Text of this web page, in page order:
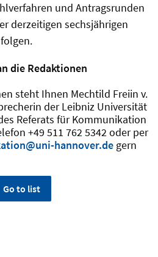
und Antragsrunden
derzeitigen sechsjährigen
die Redaktionen
steht Ihnen Mechtild Freiin v.
der Leibniz Universität
Referats für Kommunikation
+49 511 762 5342 oder per
hannover.de gern
Go to list